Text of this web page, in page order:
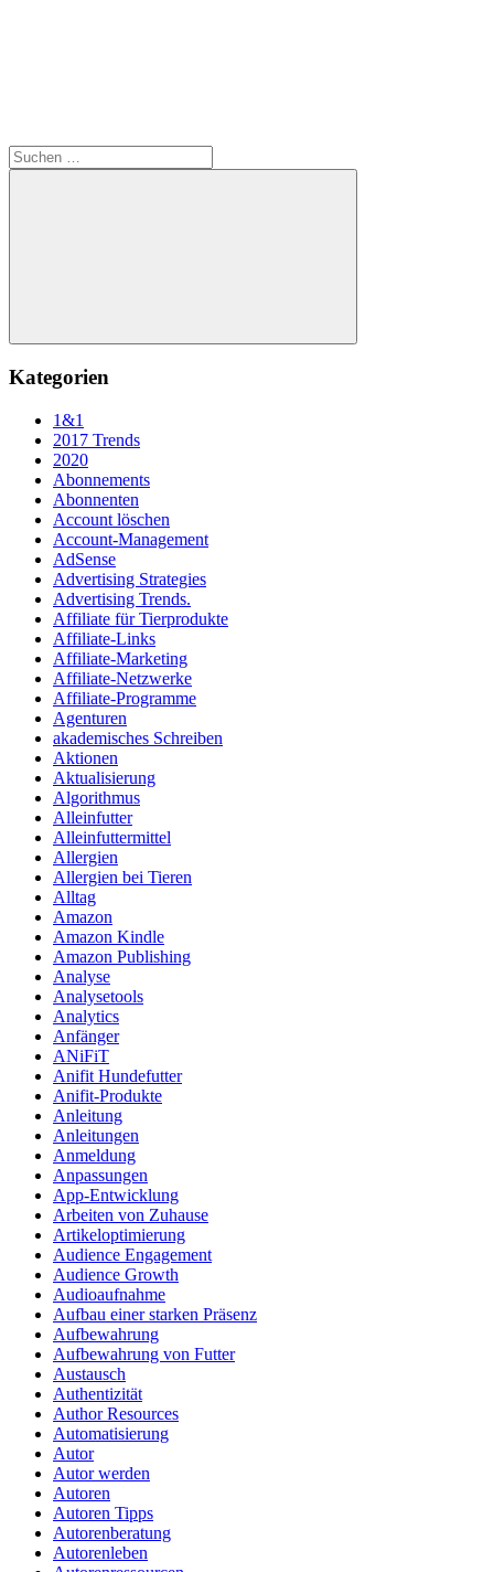
Suchen
nach:
Suchen
Kategorien
1&1
2017 Trends
2020
Abonnements
Abonnenten
Account löschen
Account-Management
AdSense
Advertising Strategies
Advertising Trends.
Affiliate für Tierprodukte
Affiliate-Links
Affiliate-Marketing
Affiliate-Netzwerke
Affiliate-Programme
Agenturen
akademisches Schreiben
Aktionen
Aktualisierung
Algorithmus
Alleinfutter
Alleinfuttermittel
Allergien
Allergien bei Tieren
Alltag
Amazon
Amazon Kindle
Amazon Publishing
Analyse
Analysetools
Analytics
Anfänger
ANiFiT
Anifit Hundefutter
Anifit-Produkte
Anleitung
Anleitungen
Anmeldung
Anpassungen
App-Entwicklung
Arbeiten von Zuhause
Artikeloptimierung
Audience Engagement
Audience Growth
Audioaufnahme
Aufbau einer starken Präsenz
Aufbewahrung
Aufbewahrung von Futter
Austausch
Authentizität
Author Resources
Automatisierung
Autor
Autor werden
Autoren
Autoren Tipps
Autorenberatung
Autorenleben